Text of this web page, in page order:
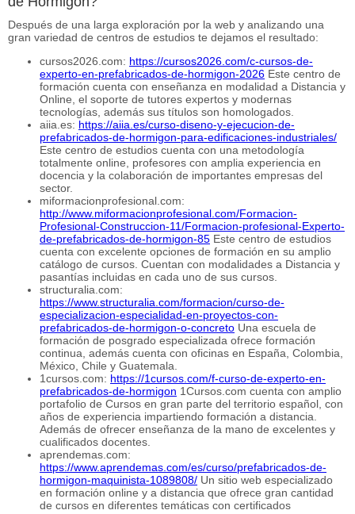
Después de una larga exploración por la web y analizando una
gran variedad de centros de estudios te dejamos el resultado:
cursos2026.com: https://cursos2026.com/c-cursos-de-
experto-en-prefabricados-de-hormigon-2026 Este centro de
formación cuenta con enseñanza en modalidad a Distancia y
Online, el soporte de tutores expertos y modernas
tecnologías, además sus títulos son homologados.
aiia.es: https://aiia.es/curso-diseno-y-ejecucion-de-
prefabricados-de-hormigon-para-edificaciones-industriales/
Este centro de estudios cuenta con una metodología
totalmente online, profesores con amplia experiencia en
docencia y la colaboración de importantes empresas del
sector.
miformacionprofesional.com:
http://www.miformacionprofesional.com/Formacion-
Profesional-Construccion-11/Formacion-profesional-Experto-
de-prefabricados-de-hormigon-85 Este centro de estudios
cuenta con excelente opciones de formación en su amplio
catálogo de cursos. Cuentan con modalidades a Distancia y
pasantías incluidas en cada uno de sus cursos.
structuralia.com:
https://www.structuralia.com/formacion/curso-de-
especializacion-especialidad-en-proyectos-con-
prefabricados-de-hormigon-o-concreto Una escuela de
formación de posgrado especializada ofrece formación
continua, además cuenta con oficinas en España, Colombia,
México, Chile y Guatemala.
1cursos.com: https://1cursos.com/f-curso-de-experto-en-
prefabricados-de-hormigon 1Cursos.com cuenta con amplio
portafolio de Cursos en gran parte del territorio español, con
años de experiencia impartiendo formación a distancia.
Además de ofrecer enseñanza de la mano de excelentes y
cualificados docentes.
aprendemas.com:
https://www.aprendemas.com/es/curso/prefabricados-de-
hormigon-maquinista-1089808/ Un sitio web especializado
en formación online y a distancia que ofrece gran cantidad
de cursos en diferentes temáticas con certificados